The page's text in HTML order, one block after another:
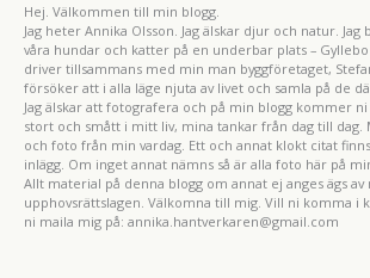
Hej. Välkommen till min blogg.
Jag heter Annika Olsson. Jag älskar djur och natur.
våra hundar och katter på en underbar plats – Gyllebo
driver tillsammans med min man byggföretaget,
försöker att i alla läge njuta av livet och samla på de
Jag älskar att fotografera och på min blogg kommer
stort och smått i mitt liv, mina tankar från dag till
och foto från min vardag. Ett och annat klokt citat
inlägg. Om inget annat nämns så är alla foto här på
Allt material på denna blogg om annat ej anges ägs av
upphovsrättslagen. Välkomna till mig. Vill ni komma i
ni maila mig på: annika.hantverkaren@gmail.com